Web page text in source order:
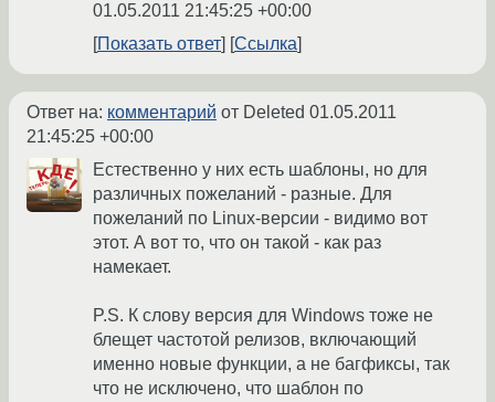
01.05.2011 21:45:25 +00:00
Показать ответ
Ссылка
Ответ на: комментарий от Deleted 01.05.2011
21:45:25 +00:00
Естественно у них есть шаблоны, но для
различных пожеланий - разные. Для
пожеланий по Linux-версии - видимо вот
этот. А вот то, что он такой - как раз
намекает.
P.S. К слову версия для Windows тоже не
блещет частотой релизов, включающий
именно новые функции, а не багфиксы, так
что не исключено, что шаблон по